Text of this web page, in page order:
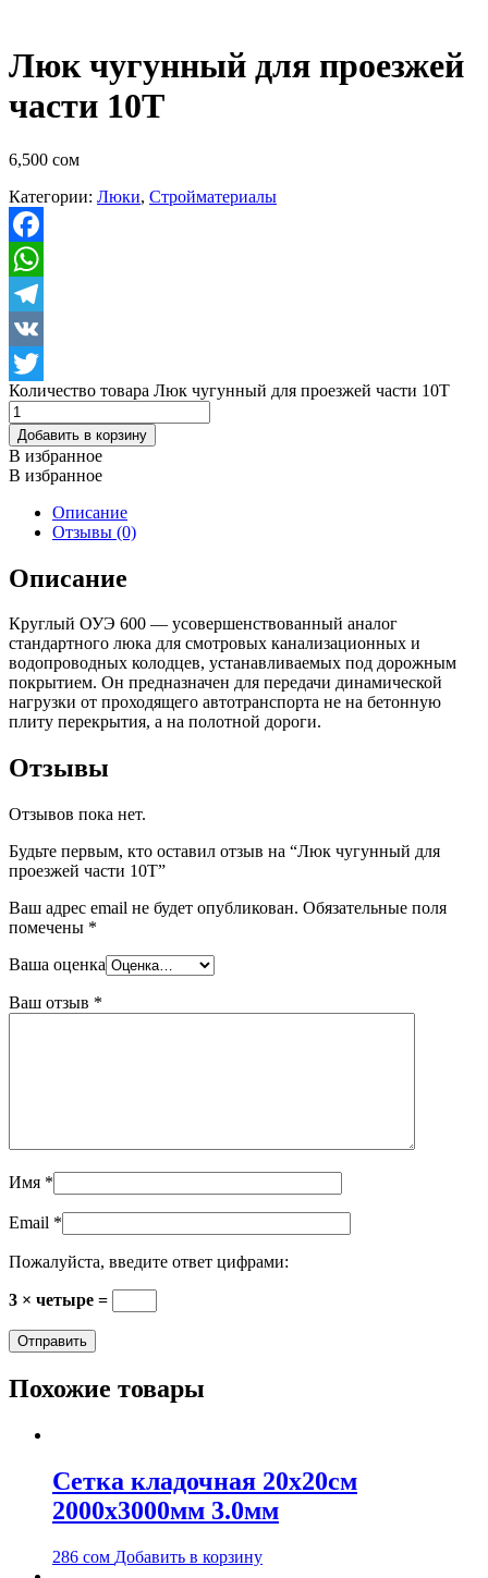
Люк чугунный для проезжей
части 10Т
6,500 сом
Категории: Люки, Стройматериалы
Facebook
WhatsApp
Telegram
VK
Twitter
Количество товара Люк чугунный для проезжей части 10Т
Добавить в корзину
В избранное
В избранное
Описание
Отзывы (0)
Описание
Круглый ОУЭ 600 — усовершенствованный аналог
стандартного люка для смотровых канализационных и
водопроводных колодцев, устанавливаемых под дорожным
покрытием. Он предназначен для передачи динамической
нагрузки от проходящего автотранспорта не на бетонную
плиту перекрытия, а на полотной дороги.
Отзывы
Отзывов пока нет.
Будьте первым, кто оставил отзыв на “Люк чугунный для
проезжей части 10Т”
Ваш адрес email не будет опубликован. Обязательные поля
помечены *
Ваша оценка
Ваш отзыв *
Имя *
Email *
Пожалуйста, введите ответ цифрами:
3 × четыре =
Похожие товары
Сетка кладочная 20х20см
2000х3000мм 3.0мм
286 сом Добавить в корзину